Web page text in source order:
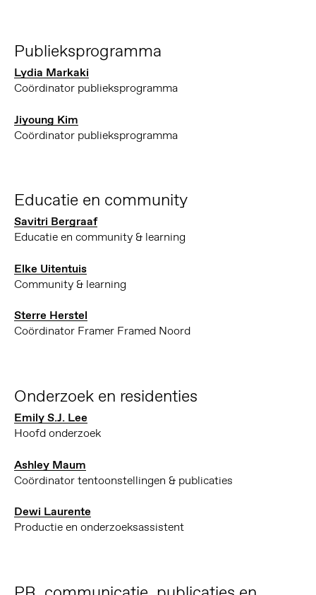
Publieksprogramma
Lydia Markaki
Coördinator publieksprogramma
Jiyoung Kim
Coördinator publieksprogramma
Educatie en community
Savitri Bergraaf
Educatie en community & learning
Elke Uitentuis
Community & learning
Sterre Herstel
Coördinator Framer Framed Noord
Onderzoek en residenties
Emily S.J. Lee
Hoofd onderzoek
Ashley Maum
Coördinator tentoonstellingen & publicaties
Dewi Laurente
Productie en onderzoeksassistent